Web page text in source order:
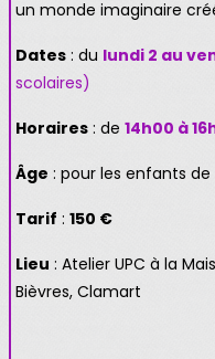
un monde imaginaire
Dates : du lundi 2 au
scolaires)
Horaires : de 14h00 à
Âge : pour les enfants de
Tarif : 150 €
Lieu : Atelier UPC à la
Bièvres, Clamart